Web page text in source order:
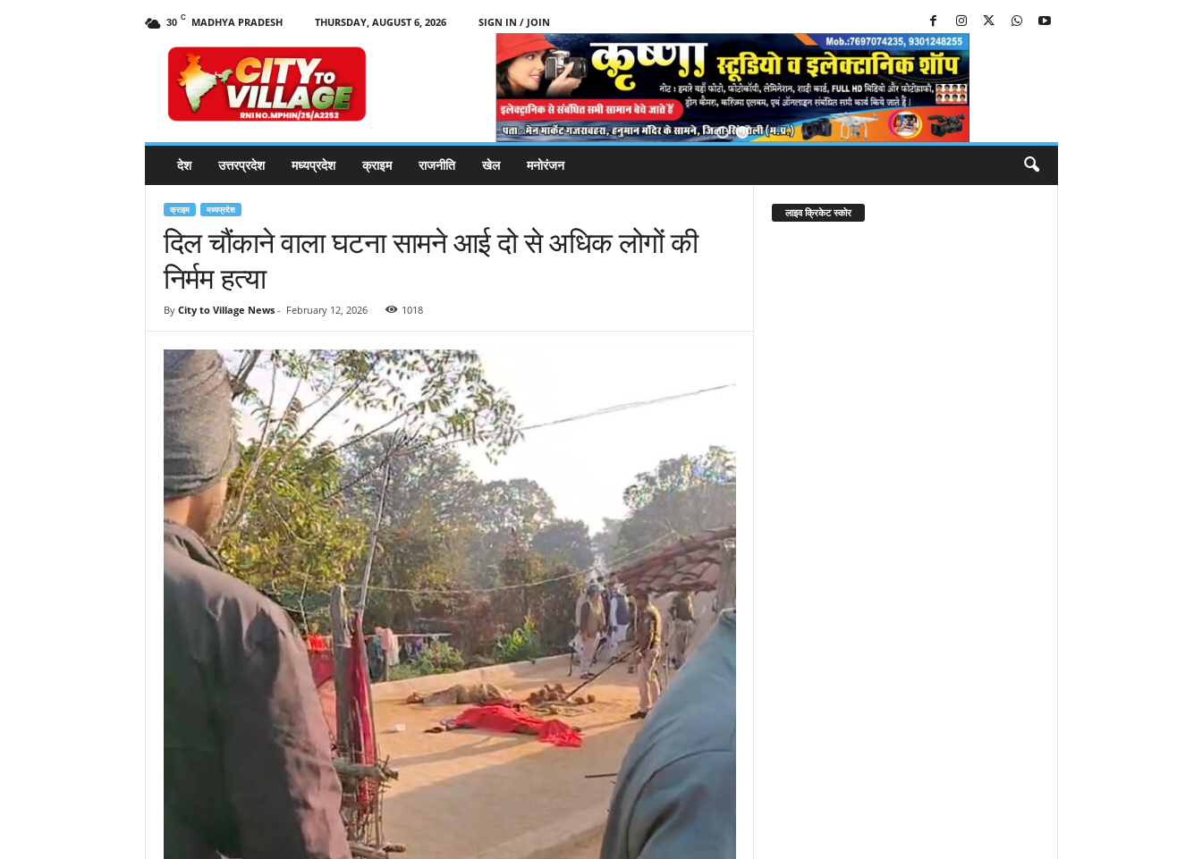
30 C MADHYA PRADESH THURSDAY, AUGUST 6, 2026
SIGN IN / JOIN
देश उत्तरप्रदेश मध्यप्रदेश क्राइम राजनीति खेल मनोरंजन
क्राइम मध्यप्रदेश
दिल चौंकाने वाला घटना सामने आई दो से अधिक लोगों की
निर्मम हत्या
By City to Village News- February 12, 2026 1018
लाइव क्रिकेट स्कोर